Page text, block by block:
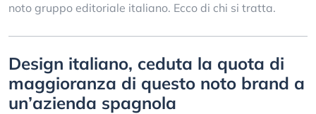
noto gruppo editoriale italiano. Ecco di chi si tratta.
Design italiano, ceduta la quota di
maggioranza di questo noto brand a
un’azienda spagnola